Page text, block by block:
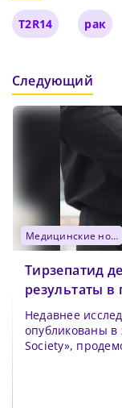
T2R14 рак
Следующий
медицинские новости
Тирзепатид
результаты в
Недавнее
опубликованы
Society»,